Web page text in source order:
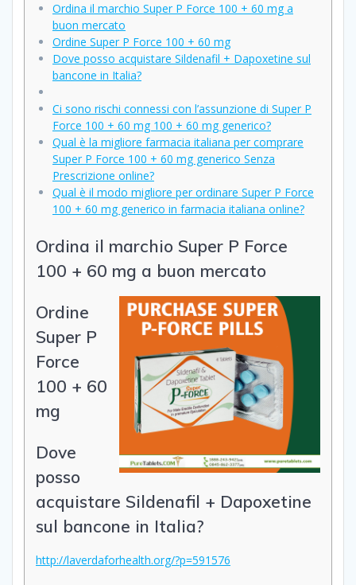
Ordina il marchio Super P Force 100 + 60 mg a
buon mercato
Ordine Super P Force 100 + 60 mg
Dove posso acquistare Sildenafil + Dapoxetine sul
bancone in Italia?
Ci sono rischi connessi con l’assunzione di Super P
Force 100 + 60 mg 100 + 60 mg generico?
Qual è la migliore farmacia italiana per comprare
Super P Force 100 + 60 mg generico Senza
Prescrizione online?
Qual è il modo migliore per ordinare Super P Force
100 + 60 mg generico in farmacia italiana online?
Ordina il marchio Super P Force
100 + 60 mg a buon mercato
Ordine
Super P
Force
100 + 60
mg
Dove
posso
acquistare Sildenafil + Dapoxetine
sul bancone in Italia?
http://laverdaforhealth.org/?p=591576